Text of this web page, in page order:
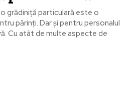
grădiniță particulară este o
părinți. Dar și pentru personalul
Cu atât de multe aspecte de